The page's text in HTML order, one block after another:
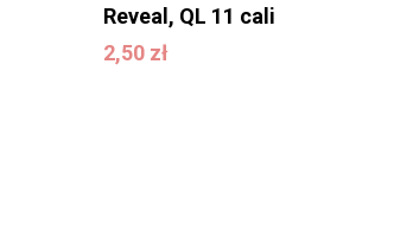
Reveal, QL 11 cali
2,50 zł
2,50zł